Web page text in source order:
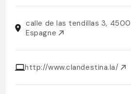
calle de las tendillas 3,
Espagne
http://www.clandestina.la/